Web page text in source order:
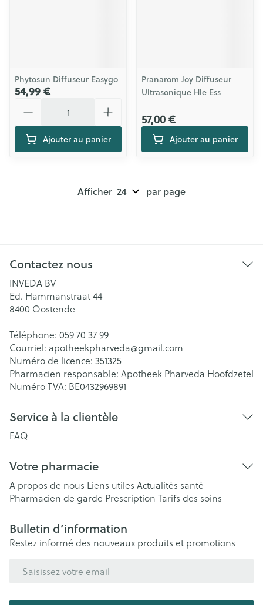
Phytosun Diffuseur Easygo
54,99 €
Ajouter au panier
Pranarom Joy Diffuseur
Ultrasonique Hle Ess
57,00 €
Ajouter au panier
Afficher par page
Contactez nous
INVEDA BV
Ed. Hammanstraat 44
8400 Oostende
Téléphone: 059 70 37 99
Courriel: apotheekpharveda@gmail.com
Numéro de licence: 351325
Pharmacien responsable: Apotheek Pharveda Hoofdzetel
Numéro TVA: BE0432969891
Service à la clientèle
FAQ
Votre pharmacie
A propos de nous Liens utiles Actualités santé
Pharmacien de garde Prescription Tarifs des soins
Bulletin d’information
Restez informé des nouveaux produits et promotions